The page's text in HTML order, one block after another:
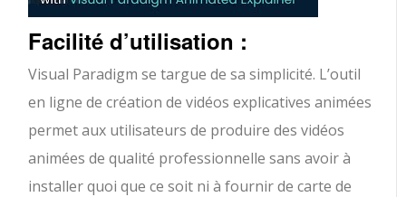
Facilité d’utilisation :
Visual Paradigm se targue de sa simplicité. L’outil
en ligne de création de vidéos explicatives animées
permet aux utilisateurs de produire des vidéos
animées de qualité professionnelle sans avoir à
installer quoi que ce soit ni à fournir de carte de